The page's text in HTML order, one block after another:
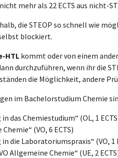
mehr als 22 ECTS aus nicht-
die STEOP so schnell wie
blockiert.
HTL kommt oder von einem
durchzuführen, wenn ihr die
die Möglichkeit, andere
im Bachelorstudium Chemie
das Chemiestudium“ (OL, 1
(VO, 6 ECTS)
die Laboratoriumspraxis“ (VO, 1
Allgemeine Chemie“ (UE, 2